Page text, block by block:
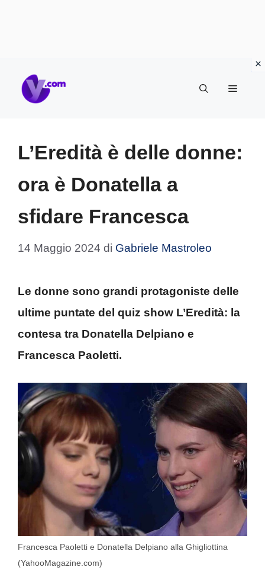
Menu
L’Eredità è delle donne:
ora è Donatella a
sfidare Francesca
14 Maggio 2024 di Gabriele Mastroleo
Le donne sono grandi protagoniste delle
ultime puntate del quiz show L’Eredità: la
contesa tra Donatella Delpiano e
Francesca Paoletti.
Francesca Paoletti e Donatella Delpiano alla Ghigliottina
(YahooMagazine.com)